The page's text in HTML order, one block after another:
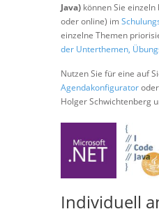
Java) können Sie
oder online) im
einzelne Themen
der Unterthemen,
Nutzen Sie für eine auf
Agendakonfigurator
Holger Schwichtenberg
Individuell